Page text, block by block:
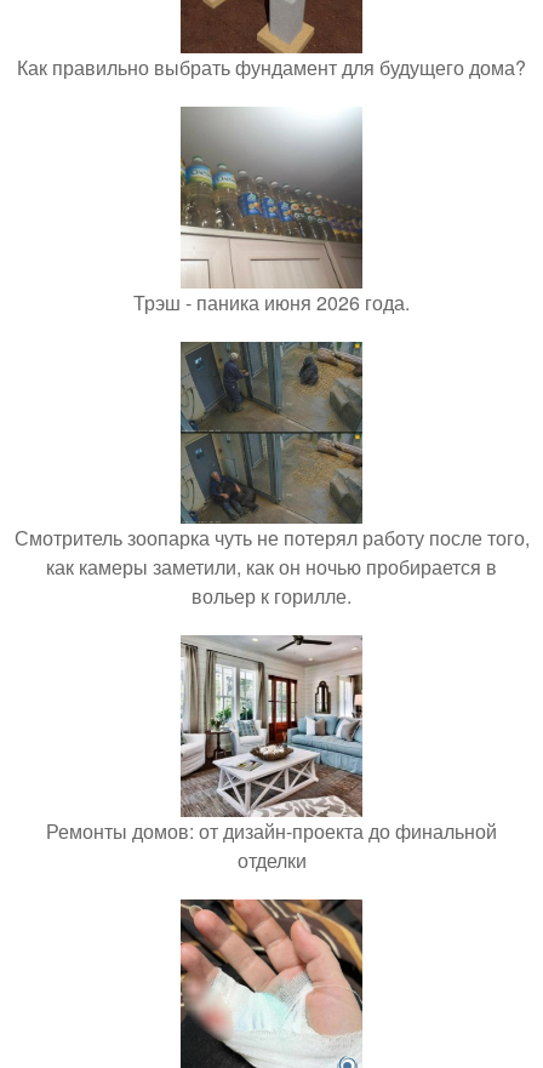
Как правильно выбрать фундамент для будущего дома?
Трэш - паника июня 2026 года.
Смотритель зоопарка чуть не потерял работу после того,
как камеры заметили, как он ночью пробирается в
вольер к горилле.
Ремонты домов: от дизайн-проекта до финальной
отделки